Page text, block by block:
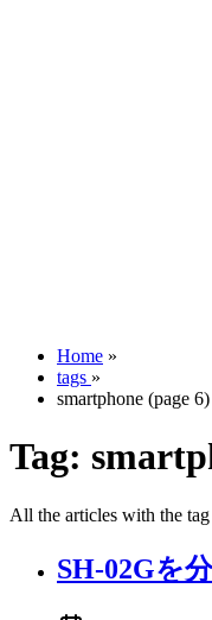
Home »
tags »
smartphone (page 6)
Tag:
All the articles with the
SH-02Gを